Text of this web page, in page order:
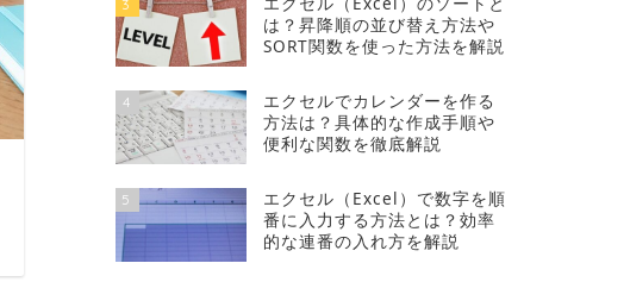
MOSのWord資格とは？一般・上級
レベルの違い、試験の勉強方法を紹
介！
2024年8月2日
3
は？昇降順の並び替え方法や
SORT関数を使った方法を解説
4
エクセルでカレンダーを作る
方法は？具体的な作成手順や
便利な関数を徹底解説
5
エクセル（Excel）で数字を順
番に入力する方法とは？効率
的な連番の入れ方を解説